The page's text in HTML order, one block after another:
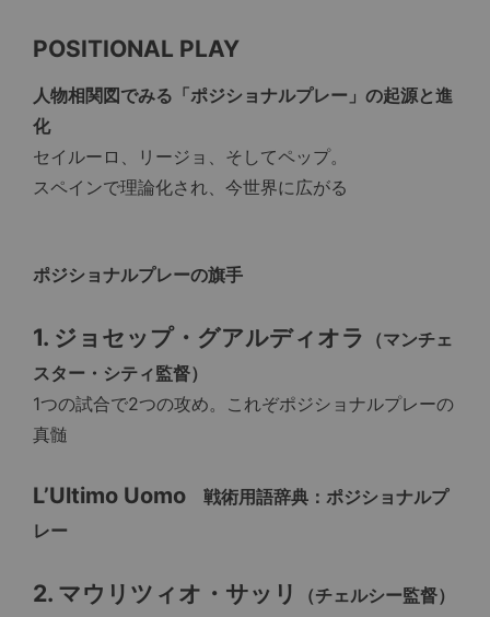
POSITIONAL PLAY
人物相関図でみる「ポジショナルプレー」の起源と進
化
セイルーロ、リージョ、そしてペップ。
スペインで理論化され、今世界に広がる
ポジショナルプレーの旗手
1. ジョセップ・グアルディオラ
（マンチェ
スター・シティ監督）
1つの試合で2つの攻め。これぞポジショナルプレーの
真髄
L’Ultimo Uomo 戦術用語辞典：ポジショナルプ
レー
2. マウリツィオ・サッリ
（チェルシー監督）